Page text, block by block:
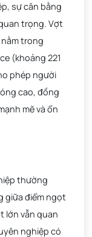
sự cân bằng
trọng. Vợt
trong
(khoảng 221
phép người
cao, đồng
mẽ và ổn
thường
giữa điểm ngọt
lớn vẫn quan
nghiệp có